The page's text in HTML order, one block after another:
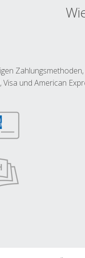
Zahlungsmethoden,
und American